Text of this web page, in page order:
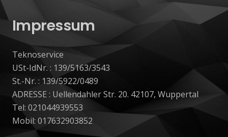
Impressum
Teknoservice
USt-IdNr. : 139/5163/3543
St.-Nr. : 139/5922/0489
ADRESSE : Uellendahler Str. 20. 42107, Wuppertal
Tel: 021044939553
Mobil: 017632903852